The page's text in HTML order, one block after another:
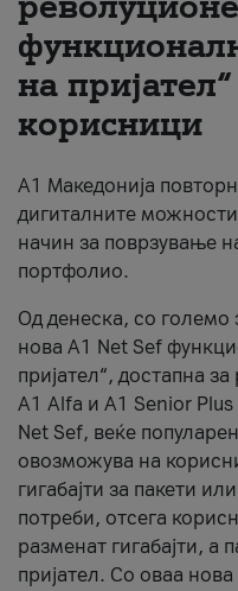
За нас
#ПодобарОнлајн
на
корисници
А1 Македонија
дигиталните
начин за поврзување
портфолио.
Од денеска, со големо
нова A1 Net Sef
пријател“, достапна
А1 Alfa и A1 Senior
Net Sef, веќе
овозможува на
гигабајти за пакети
потреби, отсега
разменат гигабајти, а
пријател. Со оваа